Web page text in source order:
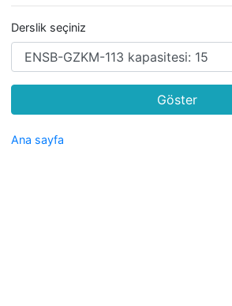
Derslik seçiniz
Ana sayfa